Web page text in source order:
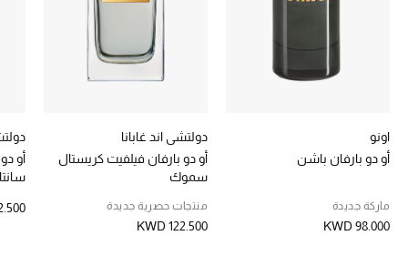
حقائب وأحذية متطابقة
ركن الفخامة
جميع الأحذية النسائية
اونو
أو دو بارفان باشن
ماركة جديدة
KWD 98.000
دولتشي اند غابانا
أو دو بارفان فيلفيت كريستال
سموك
منتجات حصرية جديدة
KWD 122.500
أو